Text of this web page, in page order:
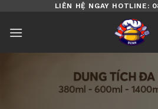
nội
dung
LIÊN HỆ NGAY HOTLINE: